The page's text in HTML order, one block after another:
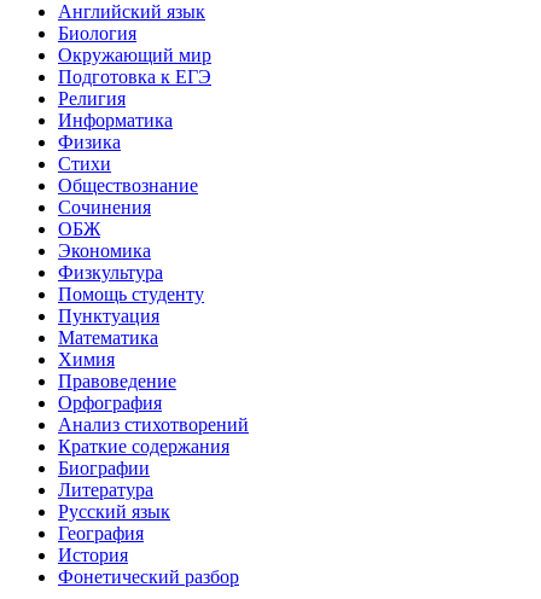
Английский язык
Биология
Окружающий мир
Подготовка к ЕГЭ
Религия
Информатика
Физика
Стихи
Обществознание
Сочинения
ОБЖ
Экономика
Физкультура
Помощь студенту
Пунктуация
Математика
Химия
Правоведение
Орфография
Анализ стихотворений
Краткие содержания
Биографии
Литература
Русский язык
География
История
Фонетический разбор